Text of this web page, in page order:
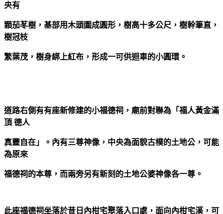
央有
顆茄苳樹，基部用木頭圍成圓形，樹高十多公尺，樹幹筆直，
樹冠枝
繁葉茂，樹身綁上紅布，形成一可供迴車的小圓環。
道路右側有有座新修建的小福德祠，廟前對聯為「福人黃金滿
頂 德人
真靈自在」。內有三尊神像，中央為面貌古樸的土地公，可能
為原來
福德祠的本尊，而兩旁另有新刻的土地公婆神像各一尊。
此座福德祠坐落於昔日內柑宅聚落入口處，面向內柑宅溪，可